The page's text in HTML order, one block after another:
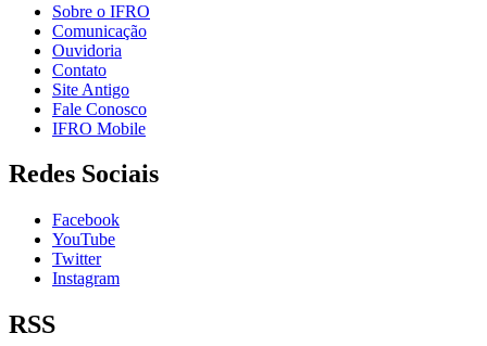
Sobre o IFRO
Comunicação
Ouvidoria
Contato
Site Antigo
Fale Conosco
IFRO Mobile
Redes Sociais
Facebook
YouTube
Twitter
Instagram
RSS